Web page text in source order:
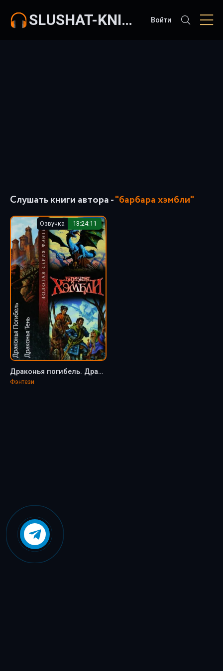
SLUSHAT-KNIGI.COM Войти
Слушать книги автора -"барбара хэмбли"
Озвучка 13:24:11
Драконья погибель. Драконья тень - Барбара Хэмбли (2)
Фэнтези